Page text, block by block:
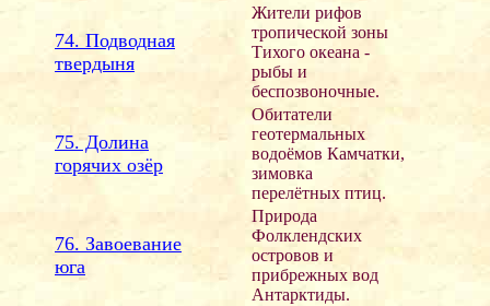
74. Подводная
твердыня
Жители рифов
тропической зоны
Тихого океана -
рыбы и
беспозвоночные.
75. Долина
горячих озёр
Обитатели
геотермальных
водоёмов Камчатки,
зимовка
перелётных птиц.
76. Завоевание
юга
Природа
Фолклендских
островов и
прибрежных вод
Антарктиды.